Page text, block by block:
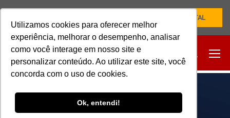
Utilizamos cookies para oferecer melhor
experiência, melhorar o desempenho, analisar
como você interage em nosso site e
personalizar conteúdo. Ao utilizar este site, você
concorda com o uso de cookies.
Ok, entendi!
NOVO PORTAL
SEM CATEGORIA